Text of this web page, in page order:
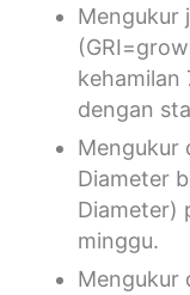
Mengukur
kehamilan
dengan
Mengukur
Diameter
Diameter)
minggu.
Mengukur